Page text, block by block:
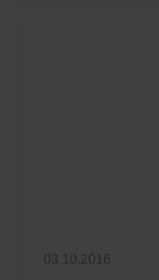
03.10.2016